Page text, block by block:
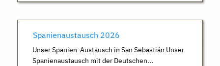
Spanienaustausch 2026
Unser Spanien-Austausch in San Sebastián Unser
Spanienaustausch mit der Deutschen...